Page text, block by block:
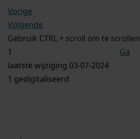
Vorige
Volgende
Gebruik CTRL + scroll om te scrollen
Ga
laatste wijziging 03-07-2024
1 gedigitaliseerd